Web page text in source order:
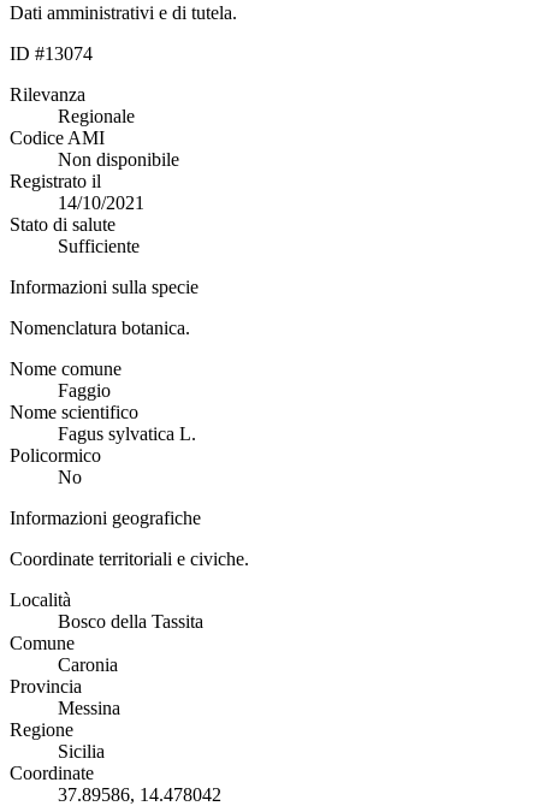
Dati amministrativi e di tutela.
ID #13074
Rilevanza
Regionale
Codice AMI
Non disponibile
Registrato il
14/10/2021
Stato di salute
Sufficiente
Informazioni sulla specie
Nomenclatura botanica.
Nome comune
Faggio
Nome scientifico
Fagus sylvatica L.
Policormico
No
Informazioni geografiche
Coordinate territoriali e civiche.
Località
Bosco della Tassita
Comune
Caronia
Provincia
Messina
Regione
Sicilia
Coordinate
37.89586, 14.478042